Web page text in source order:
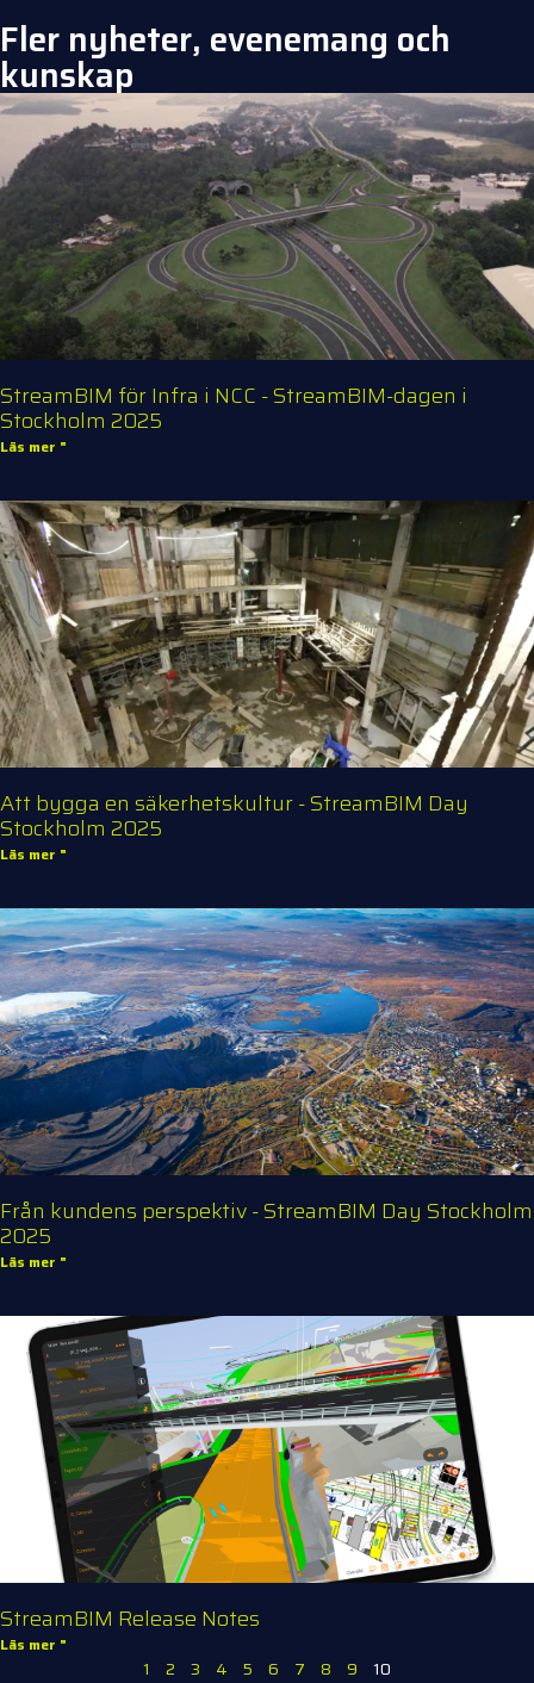
Fler nyheter, evenemang och
kunskap
StreamBIM för Infra i NCC - StreamBIM-dagen i
Stockholm 2025
Läs mer "
Att bygga en säkerhetskultur - StreamBIM Day
Stockholm 2025
Läs mer "
Från kundens perspektiv - StreamBIM Day Stockholm
2025
Läs mer "
StreamBIM Release Notes
Läs mer "
1 2 3 4 5 6 7 8 9 10